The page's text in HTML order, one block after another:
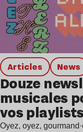
Articles news
Douze
musicales
vos playlists
Oyez, oyez,